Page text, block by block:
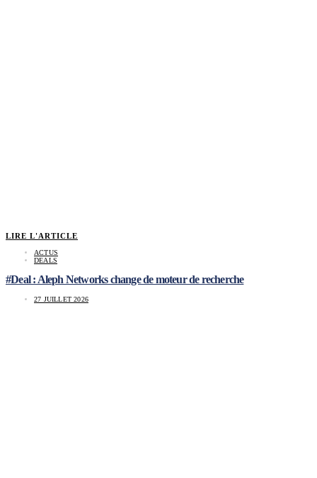
LIRE L'ARTICLE
ACTUS
DEALS
#Deal : Aleph Networks change de moteur de recherche
27 JUILLET 2026